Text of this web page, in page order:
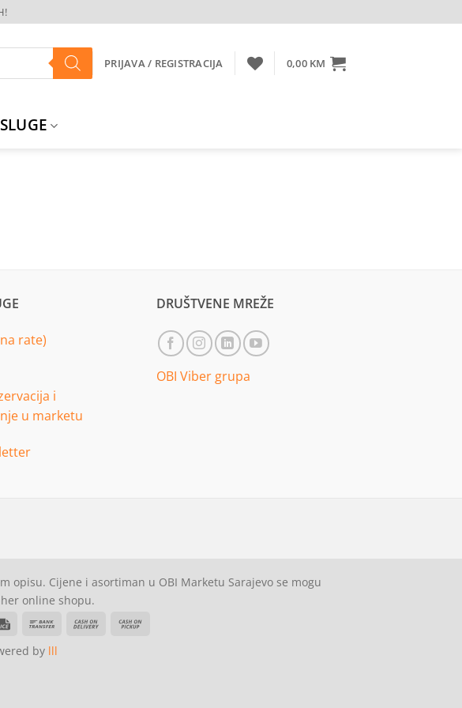
PRIJAVA / REGISTRACIJA 0,00 KM
rate)
i
u marketu
DRUŠTVENE MREŽE
OBI Viber grupa
opisu. Cijene i asortiman u OBI Marketu Sarajevo se mogu
online shopu.
Invoice
Bank
Cash
by lll